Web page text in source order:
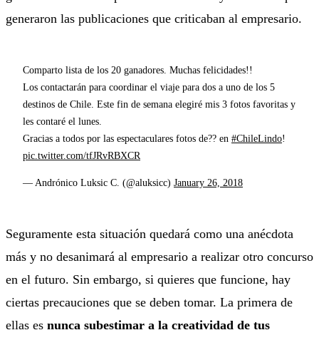
generaron las publicaciones que criticaban al empresario.
Comparto lista de los 20 ganadores. Muchas felicidades!!
Los contactarán para coordinar el viaje para dos a uno de los 5
destinos de Chile. Este fin de semana elegiré mis 3 fotos favoritas y
les contaré el lunes.
Gracias a todos por las espectaculares fotos de?? en #ChileLindo!
pic.twitter.com/tfJRvRBXCR
— Andrónico Luksic C. (@aluksicc) January 26, 2018
Seguramente esta situación quedará como una anécdota
más y no desanimará al empresario a realizar otro concurso
en el futuro. Sin embargo, si quieres que funcione, hay
ciertas precauciones que se deben tomar. La primera de
ellas es nunca subestimar a la creatividad de tus